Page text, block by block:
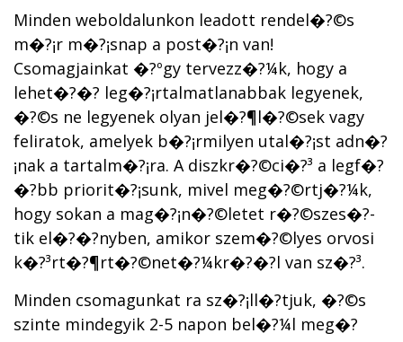
Minden weboldalunkon leadott rendel�?©s
m�?¡r m�?¡snap a post�?¡n van!
Csomagjainkat �?ºgy tervezz�?¼k, hogy a
lehet�?�? leg�?¡rtalmatlanabbak legyenek,
�?©s ne legyenek olyan jel�?¶l�?©sek vagy
feliratok, amelyek b�?¡rmilyen utal�?¡st adn�?
¡nak a tartalm�?¡ra. A diszkr�?©ci�?³ a legf�?
�?bb priorit�?¡sunk, mivel meg�?©rtj�?¼k,
hogy sokan a mag�?¡n�?©letet r�?©szes�?­
tik el�?�?nyben, amikor szem�?©lyes orvosi
k�?³rt�?¶rt�?©net�?¼kr�?�?l van sz�?³.
Minden csomagunkat ra sz�?¡ll�?­tjuk, �?©s
szinte mindegyik 2-5 napon bel�?¼l meg�?